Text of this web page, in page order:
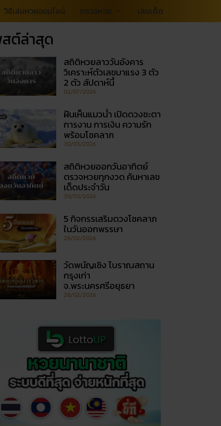
วิธีเล่นหวยออนไลน์ ตรวจหวย เลขเด็ด
ต์ล่าสุด
สถิติหวยลาววันอังคาร
วิเคราะห์ตัวเลขมาแรง 3 ตัว
2 ตัว สัปดาห์นี้
02/07/2026
ฝันเห็นแมวน้ำ เปิดดวงชะตา
การงาน การเงิน ความรัก
พร้อมโชคลาภ
30/03/2026
สถิติหวยออกวันอาทิตย์
ตรวจหวยทุกงวด ค้นหาเลข
เด็ดประจำวัน
30/03/2026
5 กิจกรรเสริมดวงโชคลาภ
ในวันออกพรรษา
28/02/2026
วัดพนัญเชิง โบราณสถาน
กรุงเก่า
จ.พระนครศรีอยุธยา
28/02/2026